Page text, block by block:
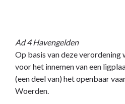
Ad 4 Havengelden
Op basis van deze verordening
voor het innemen van een
(een deel van) het openbaar
Woerden.